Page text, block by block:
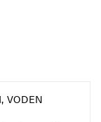
VODEN